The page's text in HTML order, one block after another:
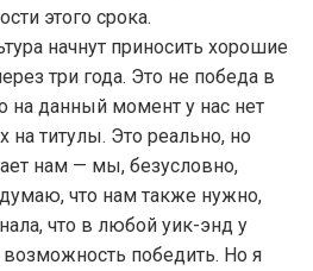
этого срока.
начнут приносить хорошие
три года. Это не победа в
на данный момент у нас нет
на титулы. Это реально, но
нам — мы, безусловно,
что нам также нужно,
что в любой уик-энд у
победить. Но я